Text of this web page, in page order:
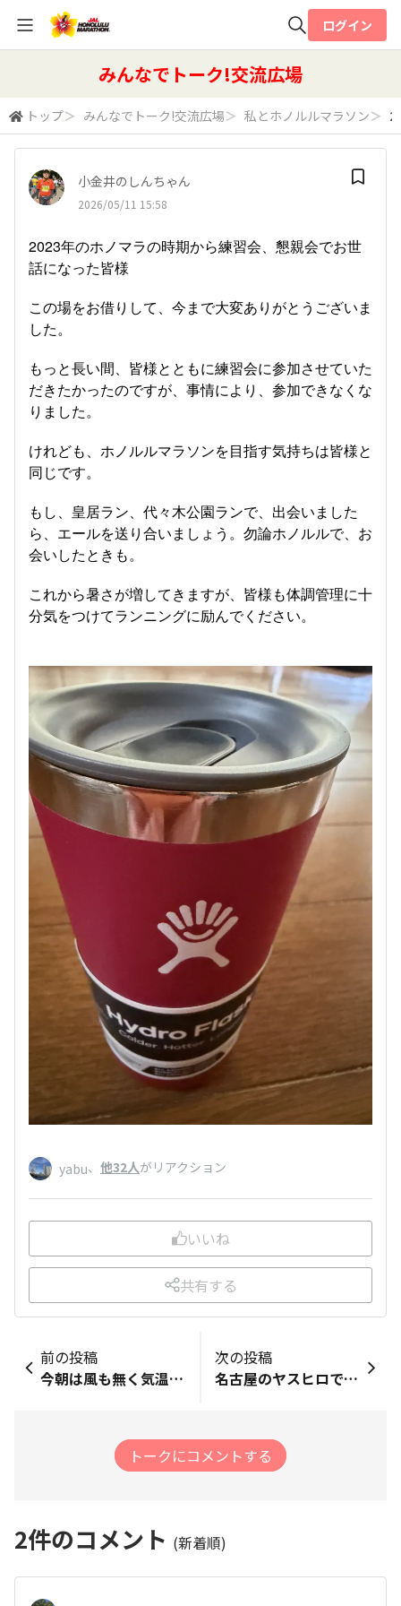
検索
ログイン
みんなでトーク!交流広場
トップ＞ みんなでトーク!交流広場＞ 私とホノルルマラソン＞
小金井のしんちゃん
2026/05/11 15:58
2023年のホノマラの時期から練習会、懇親会でお世
話になった皆様
この場をお借りして、今まで大変ありがとうございま
した。
もっと長い間、皆様とともに練習会に参加させていた
だきたかったのですが、事情により、参加できなくな
りました。
けれども、ホノルルマラソンを目指す気持ちは皆様と
同じです。
もし、皇居ラン、代々木公園ランで、出会いました
ら、エールを送り合いましょう。勿論ホノルルで、お
会いしたときも。
これから暑さが増してきますが、皆様も体調管理に十
分気をつけてランニングに励んでください。
yabu、 他32人がリアクション
いいね
共有する
前の投稿
今朝は風も無く気温も比較的暖かい天候の中をランニングしながら中央埠頭に向かいクルーズ船アラバマ*パシュート(30 ,227t)を出迎えました昨日東京港を出て今夜アラスカのコディアックを目指す様です、日本からだと10日ほどの日程かな？
次の投稿
名古屋のヤスヒロです。こんばんは♪ &nbsp;&nbsp;本日は、リカバリーランを15分2.3km。その後ウォーキングを久々の以前はまっていた「インターバル速歩」で30分2.7km、計5km。 まずは、新川沿いにある「湯吉郎」までjog。帰りは、名古屋ケイリン横にあるマゴッチと遊んだ通称「富士山公園」で終了でした。
トークにコメントする
2件のコメント (新着順)